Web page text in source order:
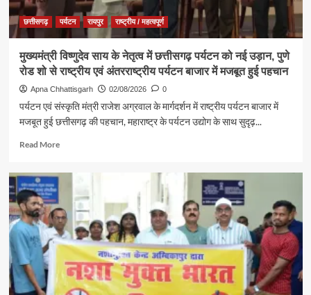
कार्यक्रम
संस्कृति
एवं
धर्मस्व
श्री
राजेश
छत्तीसगढ़ पर्यटन रायपुर राष्ट्रीय / महत्वपूर्ण
मुख्यमंत्री विष्णुदेव साय के नेतृत्व में छत्तीसगढ़ पर्यटन को नई उड़ान, पुणे
रोड शो से राष्ट्रीय एवं अंतरराष्ट्रीय पर्यटन बाजार में मजबूत हुई पहचान
Apna Chhattisgarh 02/08/2026 0
पर्यटन एवं संस्कृति मंत्री राजेश अग्रवाल के मार्गदर्शन में राष्ट्रीय पर्यटन बाजार में
मजबूत हुई छत्तीसगढ़ की पहचान, महाराष्ट्र के पर्यटन उद्योग के साथ सुदृढ़...
Read MoreRead
विष्णुदेव
साय
के
नेतृत्व
में
छत्तीसगढ़
पर्यटन
को